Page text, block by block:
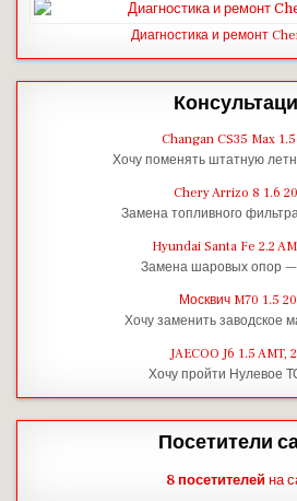
Диагностика и ремонт
Changan CS35 Max
Хочу поменять штатную
Chery Arrizo 8 1.6
Замена топливного
Hyundai Santa Fe 2.2
Замена шаровых опор —
Москвич M70 1.5
Хочу заменить заводское
JAECOO J6 1.5 AMT,
Хочу пройти Нулевое
Посетители
8 посетителейна